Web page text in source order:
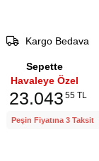
Kargo Bedava
Sepette
Havaleye Özel
23.043 55 TL
Peşin Fiyatına 3 Taksit